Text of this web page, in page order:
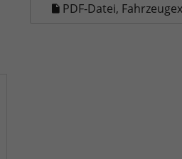
PDF-Datei,